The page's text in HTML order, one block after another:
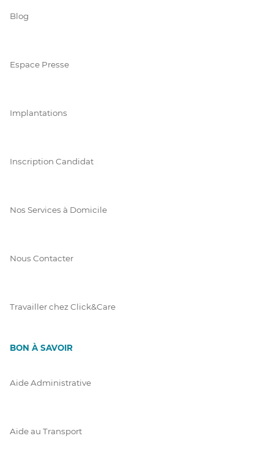
Blog
Espace Presse
Implantations
Inscription Candidat
Nos Services à Domicile
Nous Contacter
Travailler chez Click&Care
BON À SAVOIR
Aide Administrative
Aide au Transport